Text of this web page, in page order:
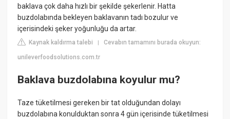
baklava çok daha hızlı bir şekilde şekerlenir. Hatta
buzdolabında bekleyen baklavanın tadı bozulur ve
içerisindeki şeker yoğunluğu da artar.
Kaynak kaldırma talebi |Cevabın tamamını burada okuyun:
unileverfoodsolutions.com.tr
Baklava buzdolabına koyulur mu?
Taze tüketilmesi gereken bir tat olduğundan dolayı
buzdolabına konulduktan sonra 4 gün içerisinde tüketilmesi